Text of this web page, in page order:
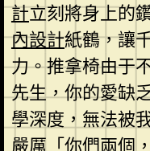
計立刻將身上的
內設計紙鶴，讓
力。推拿椅由于
先生，你的愛缺
學深度，無法被
嚴厲「你們兩個